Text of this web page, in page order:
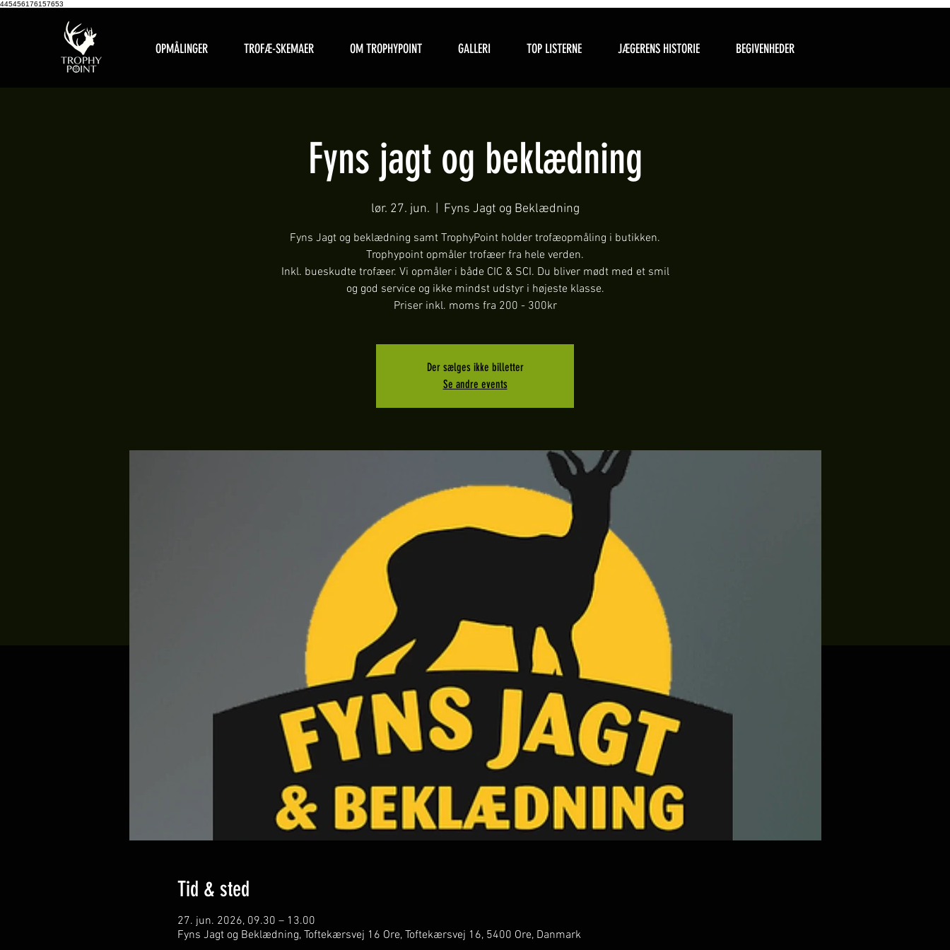
445456176157653
OPMÅLINGER TROFÆ-SKEMAER OM TROPHYPOINT GALLERI TOP LISTERNE JÆGERENS HISTORIE BEGIVENHEDER
Fyns jagt og beklædning
lør. 27. jun. Fyns Jagt og Beklædning
Fyns Jagt og beklædning samt TrophyPoint holder trofæopmåling i butikken.
Trophypoint opmåler trofæer fra hele verden.
Inkl. bueskudte trofæer. Vi opmåler i både CIC & SCI. Du bliver mødt med et smil
og god service og ikke mindst udstyr i højeste klasse.
Priser inkl. moms fra 200 - 300kr
Der sælges ikke billetter
Se andre events
Tid & sted
27. jun. 2026, 09.30 – 13.00
Fyns Jagt og Beklædning, Toftekærsvej 16 Ore, Toftekærsvej 16, 5400 Ore, Danmark